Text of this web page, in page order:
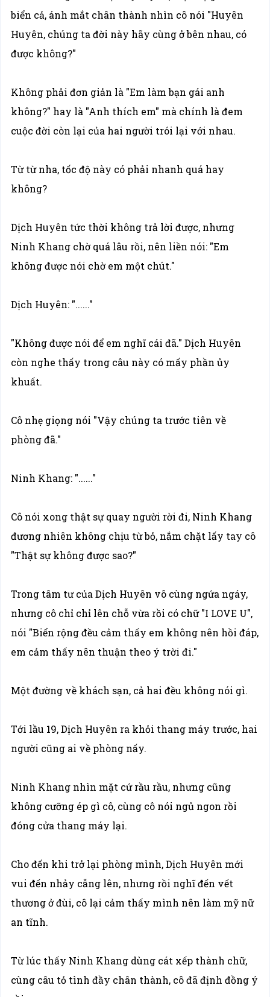
biển cả, ánh mắt chân thành nhìn cô nói "Huyên
Huyên, chúng ta đời này hãy cùng ở bên nhau, có
được không?"
Không phải đơn giản là "Em làm bạn gái anh
không?" hay là "Anh thích em" mà chính là đem
cuộc đời còn lại của hai người trói lại với nhau.
Từ từ nha, tốc độ này có phải nhanh quá hay
không?
Dịch Huyên tức thời không trả lời được, nhưng
Ninh Khang chờ quá lâu rồi, nên liền nói: "Em
không được nói chờ em một chút."
Dịch Huyên: "......"
"Không được nói để em nghĩ cái đã." Dịch Huyên
còn nghe thấy trong câu này có mấy phần ủy
khuất.
Cô nhẹ giọng nói "Vậy chúng ta trước tiên về
phòng đã."
Ninh Khang: "......"
Cô nói xong thật sự quay người rời đi, Ninh Khang
đương nhiên không chịu từ bỏ, nắm chặt lấy tay cô
"Thật sự không được sao?"
Trong tâm tư của Dịch Huyên vô cùng ngứa ngáy,
nhưng cô chỉ chỉ lên chỗ vừa rồi có chữ "I LOVE U",
nói "Biển rộng đều cảm thấy em không nên hồi đáp,
em cảm thấy nên thuận theo ý trời đi."
Một đường về khách sạn, cả hai đều không nói gì.
Tới lầu 19, Dịch Huyên ra khỏi thang máy trước, hai
người cũng ai về phòng nấy.
Ninh Khang nhìn mặt cứ rầu rầu, nhưng cũng
không cưỡng ép gì cô, cùng cô nói ngủ ngon rồi
đóng cửa thang máy lại.
Cho đến khi trở lại phòng mình, Dịch Huyên mới
vui đến nhảy cẫng lên, nhưng rồi nghĩ đến vết
thương ở đùi, cô lại cảm thấy mình nên làm mỹ nữ
an tĩnh.
Từ lúc thấy Ninh Khang dùng cát xếp thành chữ,
cùng câu tỏ tình đầy chân thành, cô đã định đồng ý